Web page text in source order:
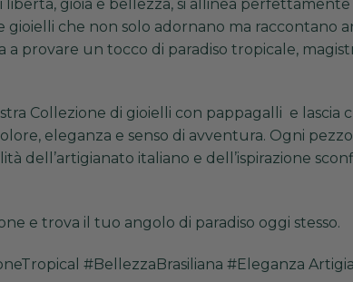
libertà, gioia e bellezza, si allinea perfettamente
gioielli che non solo adornano ma raccontano
a provare un tocco di paradiso tropicale,
Collezione di gioielli con pappagalli e lascia
eleganza e senso di avventura. Ogni
dell’artigianato italiano e dell’ispirazione
e trova il tuo angolo di paradiso oggi stesso.
#BellezzaBrasiliana #Eleganza